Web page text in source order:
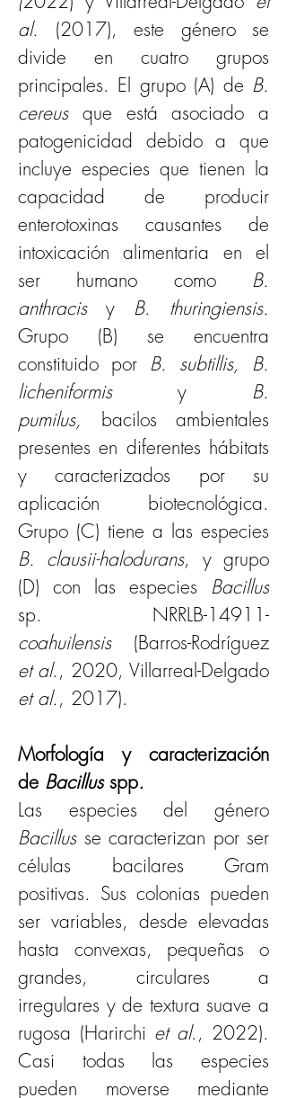
al. (2017), este género se
divide en cuatro grupos
principales. El grupo (A) de B.
cereus que está asociado a
patogenicidad debido a que
incluye especies que tienen la
capacidad de producir
enterotoxinas causantes de
intoxicación alimentaria en el
ser humano como B.
anthracis y
Grupo (B) se encuentra
constituido por B. subtillis, B.
licheniformis y B.
pumilus, bacilos ambientales
presentes en diferentes hábitats
y caracterizados por su
aplicación biotecnológica.
B. clausii-halodurans, y grupo
(D) con las especies Bacillus
sp. NRRLB-14911-
coahuilensis
et al
et al., 2017).
Morfología y caracterización
de Bacillus spp.
Bacillus se caracterizan por ser
células bacilares Gram
positivas. Sus colonias pueden
ser variables, desde elevadas
hasta convexas, pequeñas o
grandes, circulares a
irregulares y de textura suave a
rugosa (Harirchi et al., 2022).
Casi todas las especies
pueden moverse mediante